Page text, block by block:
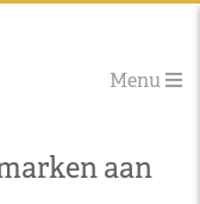
Menu
aan